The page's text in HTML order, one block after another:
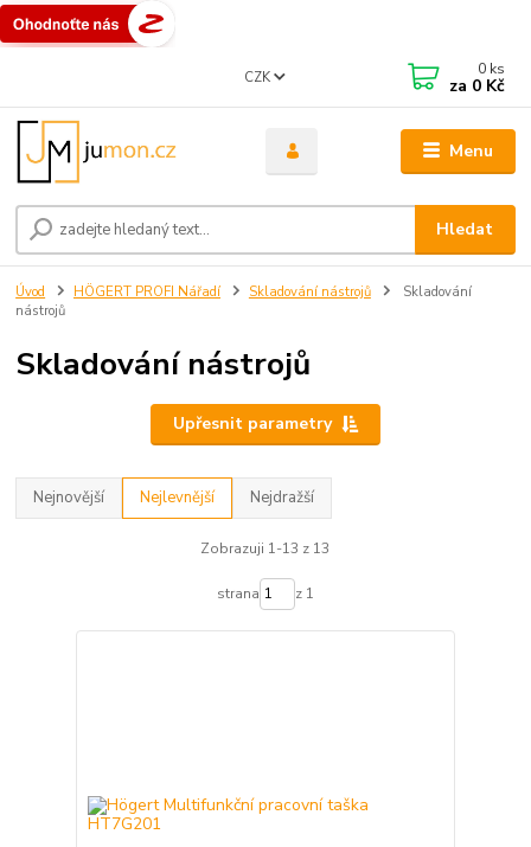
Menu
CZK
Hledat
0 ks
za 0 Kč
Úvod HÖGERT PROFI Nářadí Skladování nástrojů
Skladování
nástrojů
Skladování nástrojů
Upřesnit parametry
Nejnovější Nejlevnější Nejdražší
Zobrazuji 1-13 z 13
strana z 1